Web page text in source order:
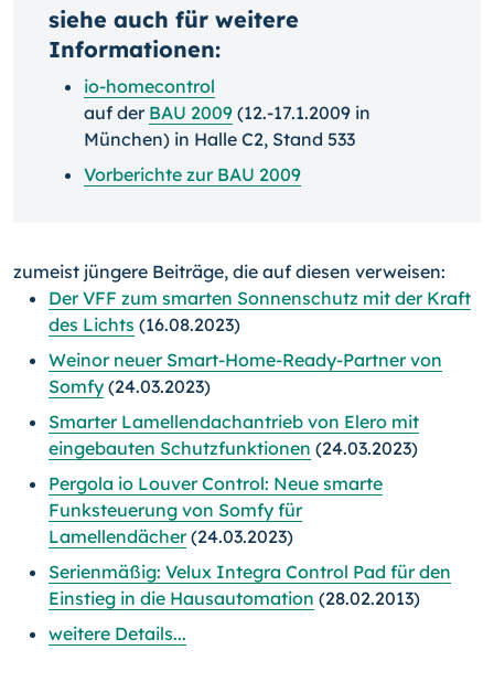
siehe auch für weitere
Informationen:
io-homecontrol
auf der BAU 2009 (12.-17.1.2009 in
München) in Halle C2, Stand 533
Vorberichte zur BAU 2009
zumeist jüngere Beiträge, die auf diesen verweisen:
Der VFF zum smarten Sonnenschutz mit der Kraft
des Lichts (16.08.2023)
Weinor neuer Smart-Home-Ready-Partner von
Somfy (24.03.2023)
Smarter Lamellendachantrieb von Elero mit
eingebauten Schutzfunktionen (24.03.2023)
Pergola io Louver Control: Neue smarte
Funksteuerung von Somfy für
Lamellendächer(24.03.2023)
Serienmäßig: Velux Integra Control Pad für den
Einstieg in die Hausautomation (28.02.2013)
weitere Details...